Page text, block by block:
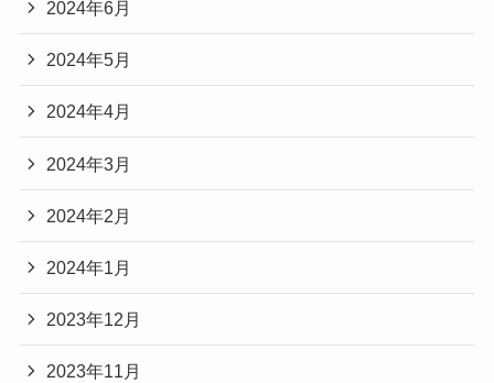
2024年6月
2024年5月
2024年4月
2024年3月
2024年2月
2024年1月
2023年12月
2023年11月